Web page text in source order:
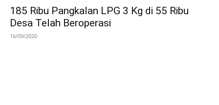
185 Ribu Pangkalan LPG 3 Kg di 55 Ribu
Desa Telah Beroperasi
16/09/2020